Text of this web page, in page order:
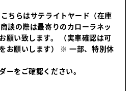
ちらはサテライトヤード（在庫
談の際は最寄りのカローラネッ
願い致します。 （実車確認は可
お願いします） ※ 一部、特別休
ーをご確認ください。